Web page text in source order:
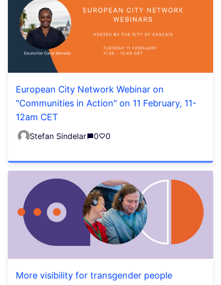
European City Network Webinar on
"Communities in Action" on 11 February, 11-
12am CET
Stefan Sindelar 0 0
More visibility for transgender people